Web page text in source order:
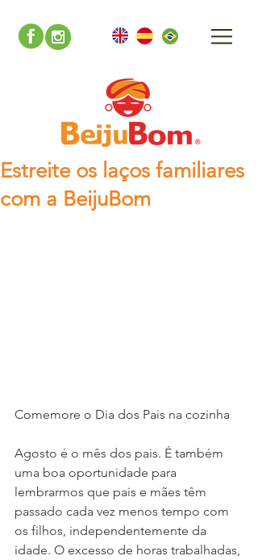
Estreite os laços familiares
com a BeijuBom
Comemore o Dia dos Pais na cozinha
Agosto é o mês dos pais. É também
uma boa oportunidade para
lembrarmos que pais e mães têm
passado cada vez menos tempo com
os filhos, independentemente da
idade. O excesso de horas trabalhadas,